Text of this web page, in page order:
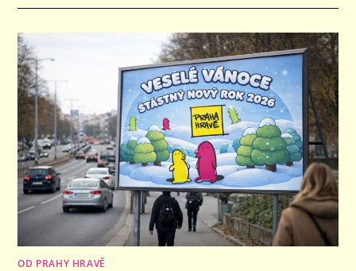
NÁZVEM
FRIDAY
PRO
AKCE
V
LEDNU
A
ÚNORU
OD PRAHY HRAVĚ